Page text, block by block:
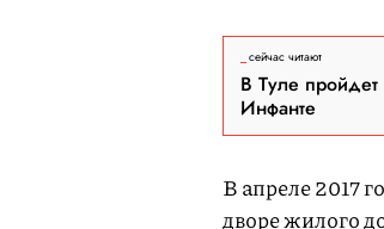
сейчас читают
В Туле пройдет
Инфанте
В апреле 2017
дворе жилого